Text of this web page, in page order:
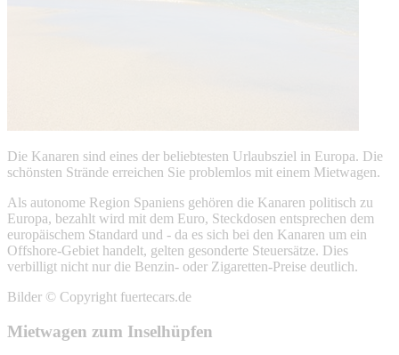
Die Kanaren sind eines der beliebtesten Urlaubsziel in Europa. Die
schönsten Strände erreichen Sie problemlos mit einem Mietwagen.
Als autonome Region Spaniens gehören die Kanaren politisch zu
Europa, bezahlt wird mit dem Euro, Steckdosen entsprechen dem
europäischem Standard und - da es sich bei den Kanaren um ein
Offshore-Gebiet handelt, gelten gesonderte Steuersätze. Dies
verbilligt nicht nur die Benzin- oder Zigaretten-Preise deutlich.
Bilder © Copyright fuertecars.de
Mietwagen zum Inselhüpfen